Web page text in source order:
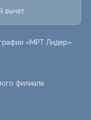
вычет
«МРТ Лидер»
филиала